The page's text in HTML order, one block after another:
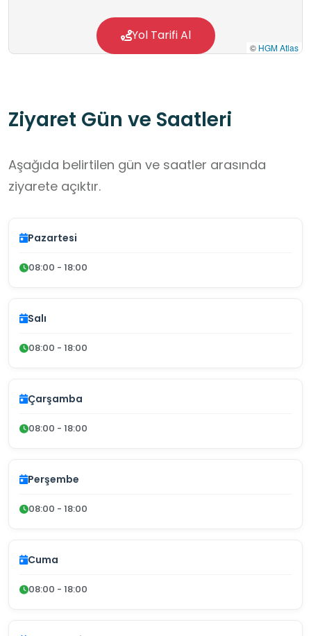
© HGM Atlas
Yol Tarifi Al
Ziyaret Gün ve Saatleri
Aşağıda belirtilen gün ve saatler arasında
ziyarete açıktır.
Pazartesi
08:00 - 18:00
Salı
08:00 - 18:00
Çarşamba
08:00 - 18:00
Perşembe
08:00 - 18:00
Cuma
08:00 - 18:00